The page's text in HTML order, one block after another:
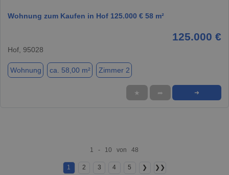
Wohnung zum Kaufen in Hof 125.000 € 58 m²
125.000 €
Hof, 95028
Wohnung ca. 58,00 m² Zimmer 2
★ ➦ ➜
1 - 10 von 48
1 2 3 4 5 ❯ ❯❯